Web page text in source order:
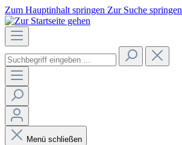
Zum Hauptinhalt springen Zur Suche springen
Menü schließen